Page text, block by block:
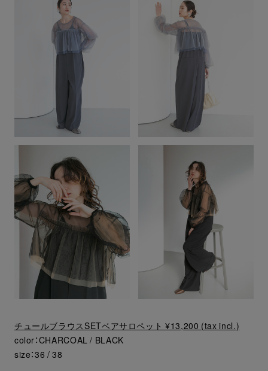
チュールブラウスSETベアサロペット ¥13,200 (tax incl.)
color：CHARCOAL / BLACK
size：36 / 38